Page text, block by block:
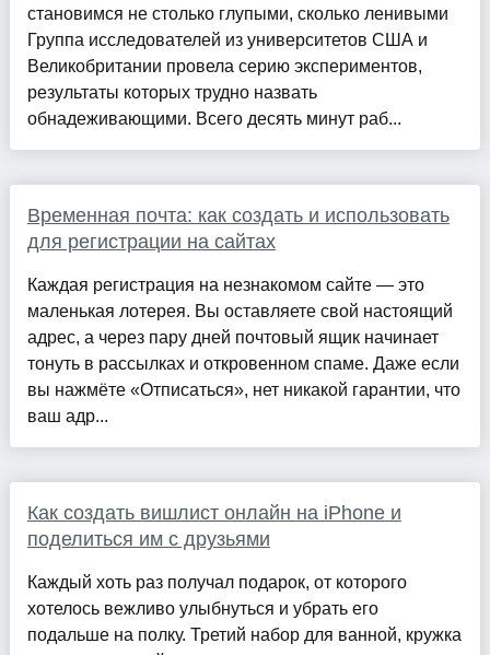
становимся не столько глупыми, сколько ленивыми
Группа исследователей из университетов США и
Великобритании провела серию экспериментов,
результаты которых трудно назвать
обнадеживающими. Всего десять минут раб...
Временная почта: как создать и использовать
для регистрации на сайтах
Каждая регистрация на незнакомом сайте — это
маленькая лотерея. Вы оставляете свой настоящий
адрес, а через пару дней почтовый ящик начинает
тонуть в рассылках и откровенном спаме. Даже если
вы нажмёте «Отписаться», нет никакой гарантии, что
ваш адр...
Как создать вишлист онлайн на iPhone и
поделиться им с друзьями
Каждый хоть раз получал подарок, от которого
хотелось вежливо улыбнуться и убрать его
подальше на полку. Третий набор для ванной, кружка